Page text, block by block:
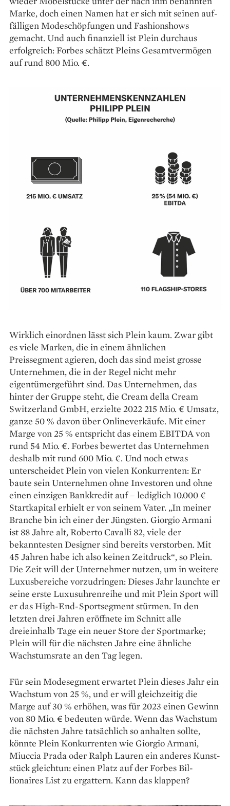
Marke, doch einen Namen hat er sich mit seinen auf­
fälligen Modeschöpfungen und Fashionshows
gemacht. Und auch finanziell ist Plein durchaus
erfolgreich: Forbes schätzt Pleins Gesamt­vermögen
auf rund 800 Mio. €.
Wirklich einordnen lässt sich Plein kaum. Zwar gibt
es viele Marken, die in einem ähn­lichen
Preissegment agieren, doch das sind meist grosse
Unternehmen, die in der Regel nicht mehr
eigentümergeführt sind. Das Unternehmen, das
hinter der Gruppe steht, die Cream della Cream
Switzerland GmbH, erzielte 2022 215 Mio. € Umsatz,
ganze 50 % davon über Onlineverkäufe. Mit einer
Marge von 25 % entspricht das einem EBITDA von
rund 54 Mio. €. Forbes bewertet das Unternehmen
deshalb mit rund 600 Mio. €. Und noch etwas
unterscheidet Plein von vielen Konkurrenten: Er
baute sein Unternehmen ohne Investoren und ohne
einen einzigen Bankkredit auf – lediglich 10.000 €
Startkapital erhielt er von seinem Vater. „In meiner
Branche bin ich einer der Jüngsten. Giorgio Armani
ist 88 Jahre alt, Roberto Cavalli 82, viele der
bekanntesten Designer sind bereits verstorben. Mit
45 Jahren habe ich also keinen Zeitdruck“, so Plein.
Die Zeit will der Unter­nehmer nutzen, um in weitere
Luxusbereiche vorzudringen: Dieses Jahr launchte er
seine erste Luxusuhrenreihe und mit Plein Sport will
er das High-End-Sportsegment stürmen. In den
letzten drei Jahren eröffnete im Schnitt alle
dreieinhalb Tage ein neuer Store der Sportmarke;
Plein will für die nächsten Jahre eine ähnliche
Wachstumsrate an den Tag legen.
Für sein Modesegment erwartet Plein dieses Jahr ein
Wachstum von 25 %, und er will gleichzeitig die
Marge auf 30 % erhöhen, was für 2023 einen Gewinn
von 80 Mio. € bedeuten würde. Wenn das Wachstum
die nächsten Jahre tatsächlich so anhalten sollte,
könnte Plein Konkurrenten wie Giorgio Armani,
Miuccia Prada oder Ralph Lauren ein anderes Kunst­
stück gleichtun: einen Platz auf der Forbes Bil­
lionaires List zu ergattern. Kann das klappen?